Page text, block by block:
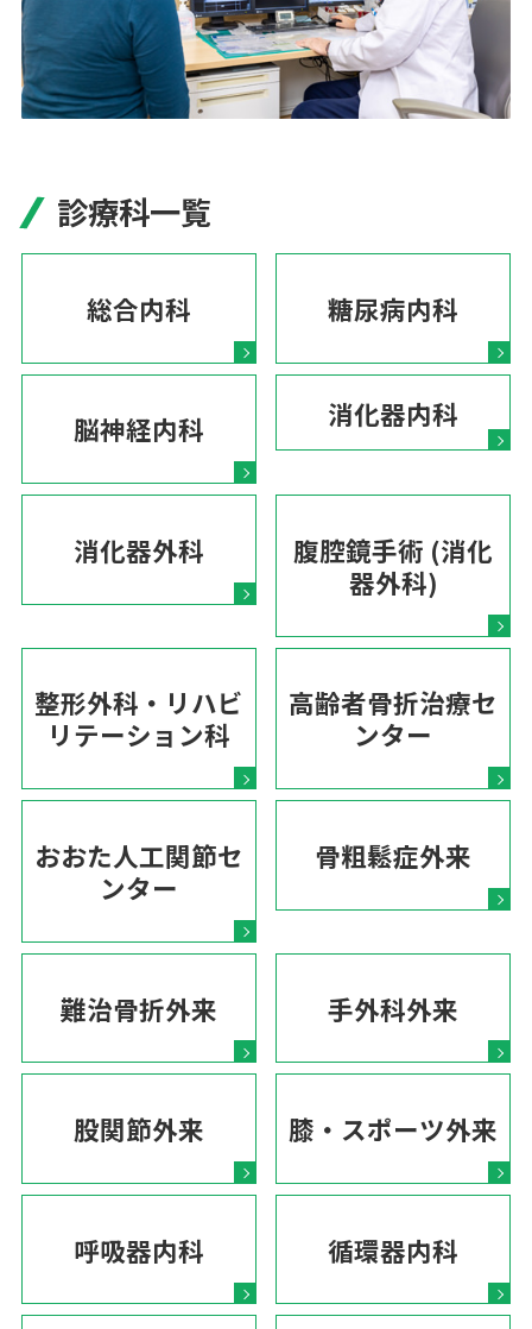
診療科一覧
総合内科 糖尿病内科
脳神経内科 消化器内科
消化器外科
腹腔鏡手術 (消化
器外科)
整形外科・リハビ
リテーション科
高齢者骨折治療セ
ンター
おおた人工関節セ
ンター
骨粗鬆症外来
難治骨折外来 手外科外来
股関節外来 膝・スポーツ外来
呼吸器内科 循環器内科